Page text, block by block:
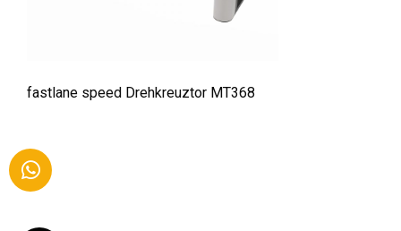
fastlane speed Drehkreuztor MT368